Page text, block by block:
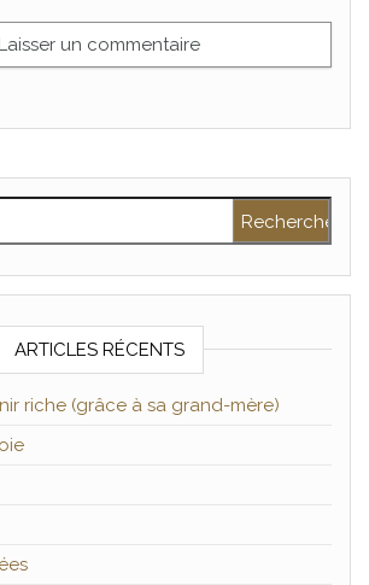
ARTICLES RÉCENTS
riche (grâce à sa grand-mère)